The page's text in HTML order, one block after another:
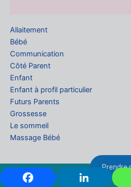
Prendre
Allaitement
Bébé
Communication
Côté Parent
Enfant
Enfant à profil particulier
Futurs Parents
Grossesse
Le sommeil
Massage Bébé
Copyright 2025 |